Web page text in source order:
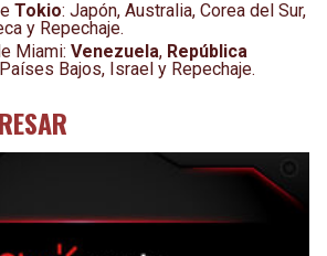
Tokio: Japón, Australia, Corea del Sur,
y Repechaje.
Miami: Venezuela, República
Bajos, Israel y Repechaje.